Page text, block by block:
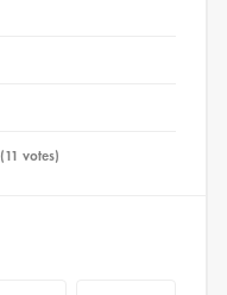
(11 votes)